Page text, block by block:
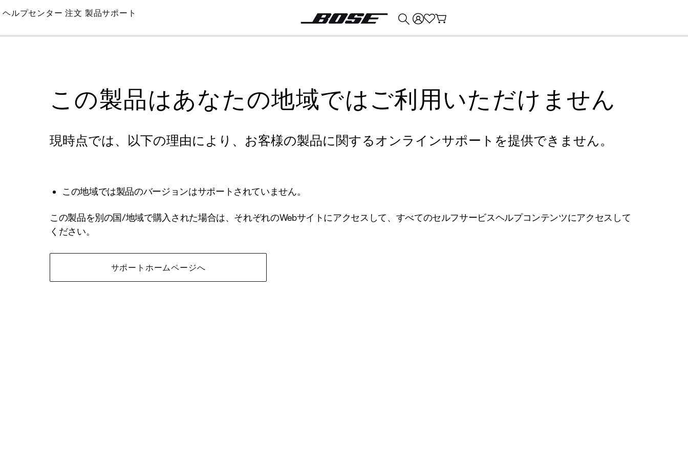
Skip
Main
ヘルプセンター 注文 製品サポート
この製品はあなたの地域ではご利用いただけません
現時点では、以下の理由により、お客様の製品に関するオンラインサポートを提供できません。
この地域では製品のバージョンはサポートされていません。
この製品を別の国/地域で購入された場合は、それぞれのWebサイトにアクセスして、すべてのセルフサービスヘルプコンテンツにアクセスして
ください。
サポートホームページへ